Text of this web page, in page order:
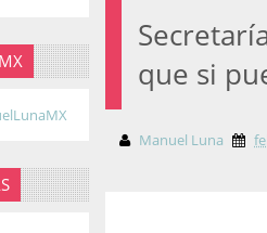
que si
Manuel Luna